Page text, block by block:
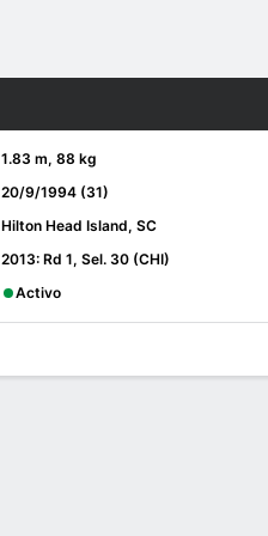
1.83 m, 88 kg
20/9/1994 (31)
Hilton Head Island, SC
2013: Rd 1, Sel. 30 (CHI)
Activo